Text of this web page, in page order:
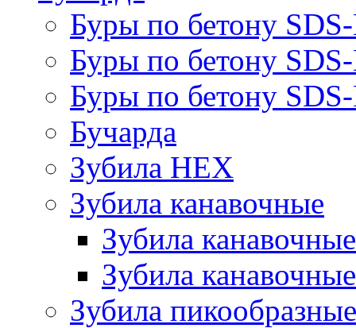
Буры по бетону
Буры по бетону
Буры по бетону
Бучарда
Зубила HEX
Зубила канавочные
Зубила
Зубила
Зубила пикообразные